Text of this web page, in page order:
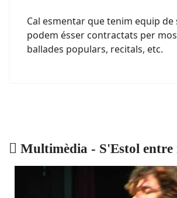
Cal esmentar que tenim equip de
podem ésser contractats per
ballades populars, recitals, etc.
Multimèdia - S'Estol entre